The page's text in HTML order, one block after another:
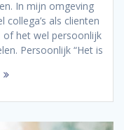
In mijn omgeving
als clienten
of het wel persoonlijk
Persoonlijk “Het is